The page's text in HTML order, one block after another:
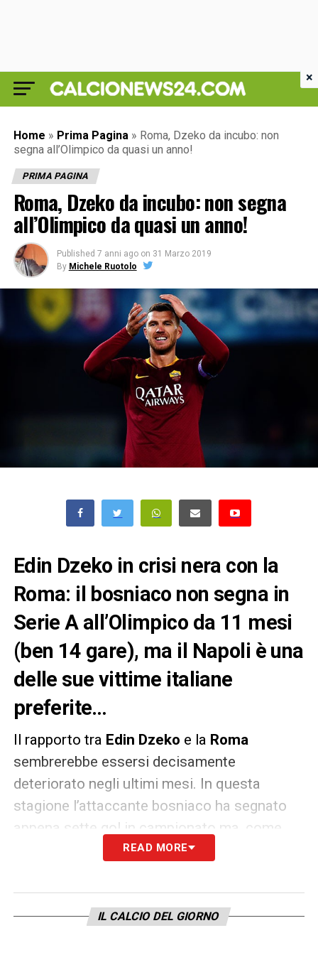
Home » Prima Pagina » Roma, Dzeko da incubo: non
segna all’Olimpico da quasi un anno!
PRIMA PAGINA
Roma, Dzeko da incubo: non segna
all’Olimpico da quasi un anno!
Published 7 anni ago on 31 Marzo 2019
By Michele Ruotolo
Edin Dzeko in crisi nera con la
Roma: il bosniaco non segna in
Serie A all’Olimpico da 11 mesi
(ben 14 gare), ma il Napoli è una
delle sue vittime italiane
preferite…
Il rapporto tra Edin Dzeko e la Roma
sembrerebbe essersi decisamente
deteriorato negli ultimi mesi. In questa
stagione l’attaccante bosniaco ha segnato
appena sette gol in campionato ma, come
mostrano le statistiche, nessuno di questi in
League, Dzeko non riesce ad andare in rete
all’Olimpicoda quasi un anno: l’ultima volta
READ MORE
IL CALCIO DEL GIORNO
×